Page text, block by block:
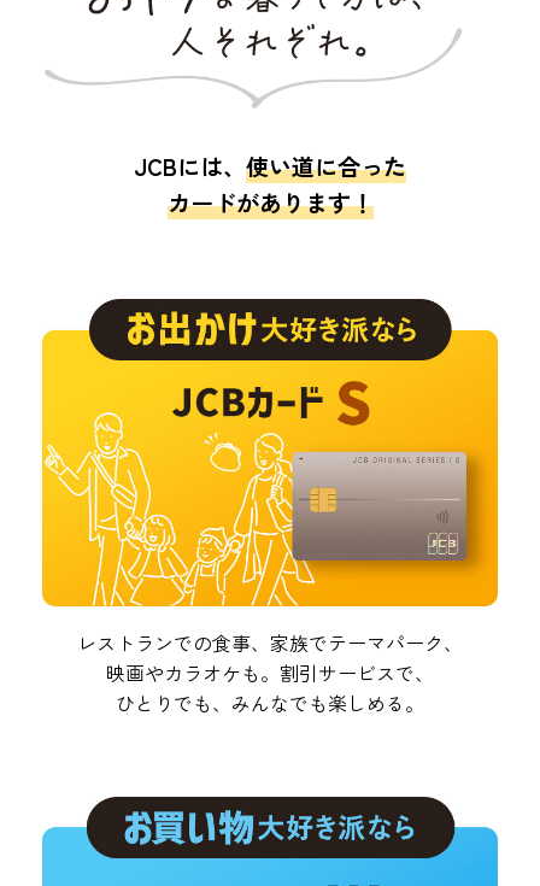
JCBには、 使い道に合った
カードがあります！
レストランでの食事、家族でテーマパーク、
映画やカラオケも。割引サービスで、
ひとりでも、みんなでも楽しめる。